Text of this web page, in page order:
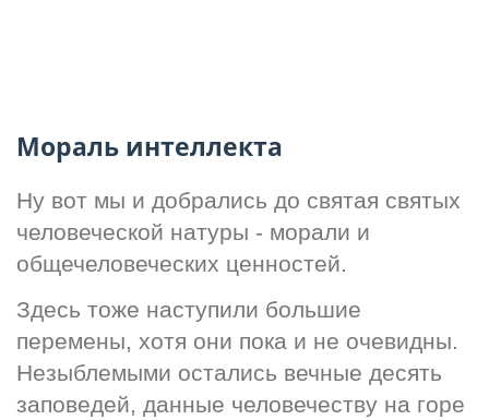
Мораль интеллекта
Ну вот мы и добрались до святая святых
человеческой натуры - морали и
общечеловеческих ценностей.
Здесь тоже наступили большие
перемены, хотя они пока и не очевидны.
Незыблемыми остались вечные десять
заповедей, данные человечеству на горе